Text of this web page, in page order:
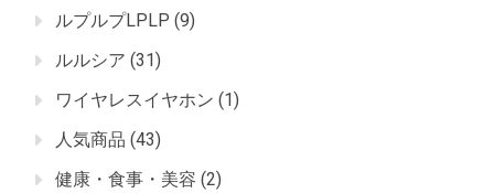
ルプルプLPLP (9)
ルルシア (31)
ワイヤレスイヤホン (1)
人気商品 (43)
健康・食事・美容 (2)